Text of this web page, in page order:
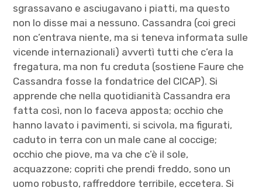
sgrassavano e asciugavano i piatti, ma questo
non lo disse mai a nessuno. Cassandra (coi greci
non c’entrava niente, ma si teneva informata sulle
vicende internazionali) avvertì tutti che c’era la
fregatura, ma non fu creduta (sostiene Faure che
Cassandra fosse la fondatrice del CICAP). Si
apprende che nella quotidianità Cassandra era
fatta così, non lo faceva apposta; occhio che
hanno lavato i pavimenti, si scivola, ma figurati,
caduto in terra con un male cane al coccige;
occhio che piove, ma va che c’è il sole,
acquazzone; copriti che prendi freddo, sono un
uomo robusto, raffreddore terribile, eccetera. Si